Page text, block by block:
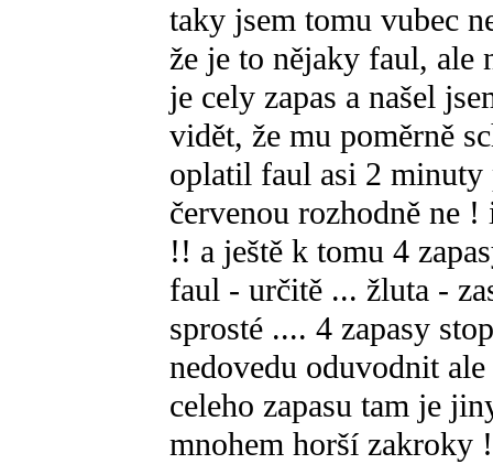
taky jsem tomu vubec
že je to nějaky faul, ale
je cely zapas a našel
vidět, že mu poměrně
oplatil faul asi 2 minuty
červenou rozhodně ne
!! a ještě k tomu 4
faul - určitě ... žluta -
sprosté .... 4 zapasy
nedovedu oduvodnit
celeho zapasu tam je
mnohem horší zakroky